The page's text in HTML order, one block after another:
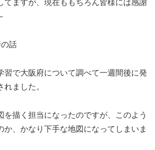
てますが、現在ももちろん皆様には感謝
話
習で大阪府について調べて一週間後に発
ました。
を描く担当になったのですが、このよう
か、かなり下手な地図になってしまいま